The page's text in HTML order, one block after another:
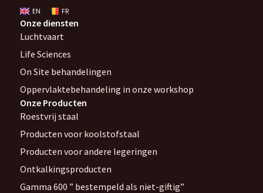
EN FR
Onze diensten
Luchtvaart
Life Sciences
On Site behandelingen
Oppervlaktebehandeling in onze workshop
Onze Producten
Roestvrij staal
Producten voor koolstofstaal
Producten voor andere legeringen
Ontkalkingsproducten
Gamma 600 ” bestempeld als niet-giftig”